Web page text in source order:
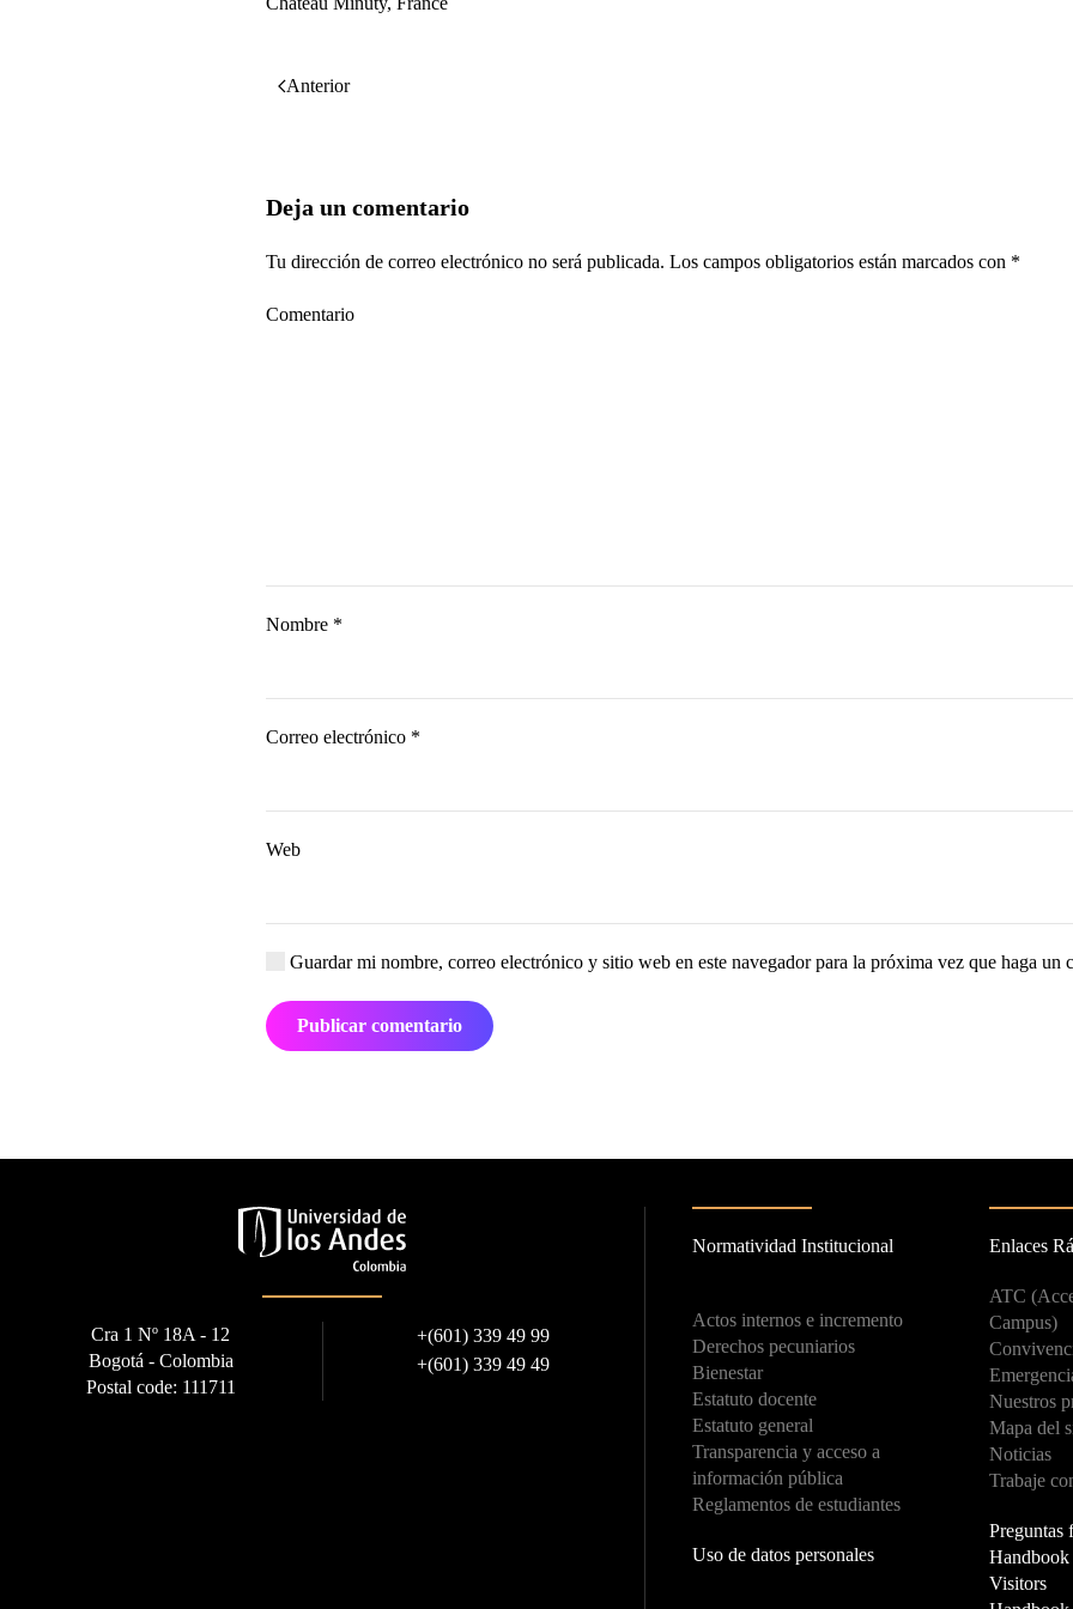
Anterior
Deja un comentario
Tu dirección de correo electrónico no será publicada. Los campos obligatorios están marcados con *
Comentario
Nombre *
Correo electrónico *
Web
Guardar mi nombre, correo electrónico y sitio web en este navegador para la próxima vez que haga un
Publicar comentario
Cra 1 Nº 18A - 12
Bogotá - Colombia
Postal code: 111711
+(601) 339 49 99
+(601) 339 49 49
Normatividad Institucional
Actos internos e incremento
Derechos pecuniarios
Bienestar
Estatuto docente
Estatuto general
Transparencia y acceso a
información pública
Reglamentos de estudiantes
Uso de datos personales
Enlaces
ATC
Campus)
Nuestros
Mapa del
Noticias
Trabaje
Preguntas
Visitors